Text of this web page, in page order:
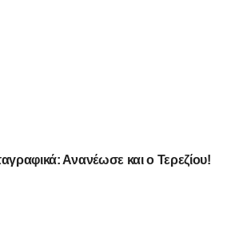
Ανανέωσε και ο Τερεζίου!